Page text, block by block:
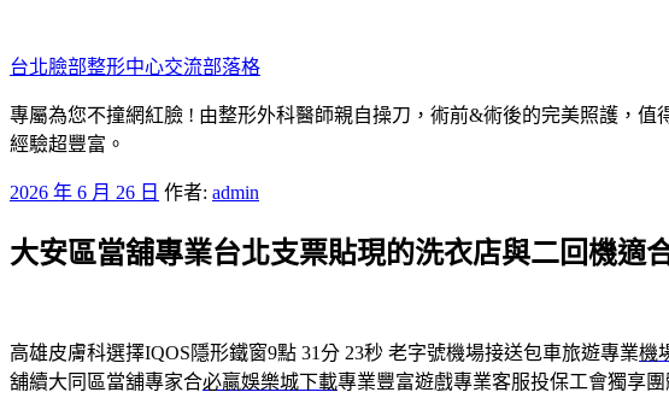
至
主
要
內
台北臉部整形中心交流部落格
專屬為您不撞網紅臉 ! 由整形外科醫師親自操刀，術前&術後的完美照護，
經驗超豐富。
發
於
2026 年 6 月 26 日 作者: admin
大安區當舖專業台北支票貼現的洗衣店與二回機適
高雄皮膚科選擇IQOS隱形鐵窗9點 31分 23秒 老字號機場接送包車旅遊專業機
舖續大同區當舖專家合必贏娛樂城下載專業豐富遊戲專業客服投保工會獨享